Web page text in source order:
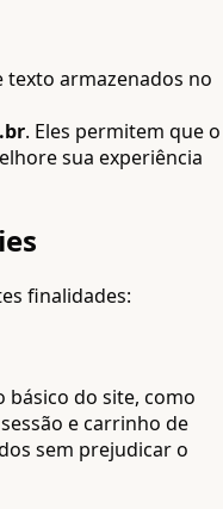
texto armazenados no
. Eles permitem que o
sua experiência
finalidades:
básico do site, como
e carrinho de
sem prejudicar o